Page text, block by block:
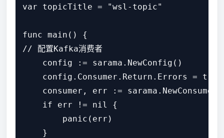
var topicTitle = "wsl-topic"
func main() {
// 配置Kafka消费者
    config := sarama.NewConfig()
    config.Consumer.Return.Errors = true
consumer, err :=
    if err != nil {
        panic(err)
    }